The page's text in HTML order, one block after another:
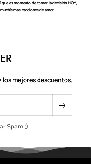
es momento de tomar la decisión HOY,
canciones de amor.
mejores descuentos.
Spam ;)